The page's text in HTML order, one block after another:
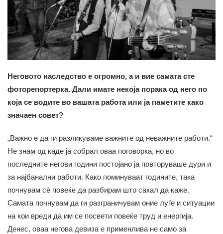
Неговото наследство е огромно, а и вие самата сте
фоторепортерка. Дали имате некоја порака од него по
која се водите во вашата работа или ја паметите како
значаен совет?
„Важно е да ги разликуваме важните од неважните работи.“
Не знам од каде ја собрал оваа поговорка, но во
последните негови години постојано ја повторуваше дури и
за најбанални работи. Како поминуваат годините, така
почнувам сè повеќе да разбирам што сакал да каже.
Самата почнувам да ги разграничувам оние луѓе и ситуации
на кои вреди да им се посвети повеќе труд и енергија.
Денес, оваа негова девиза е применлива не само за